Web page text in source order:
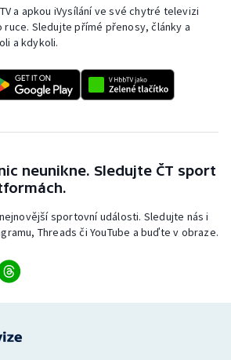
a apkou iVysílání ve své chytré televizi
ruce. Sledujte přímé přenosy, články a
a kdykoli.
neunikne. Sledujte ČT sport
sportovní události. Sledujte nás i
Threads či YouTube a buďte v obraze.